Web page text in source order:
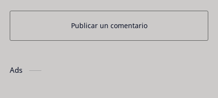
Publicar un comentario
Ads